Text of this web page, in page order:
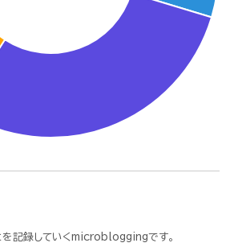
を記録していくmicrobloggingです。